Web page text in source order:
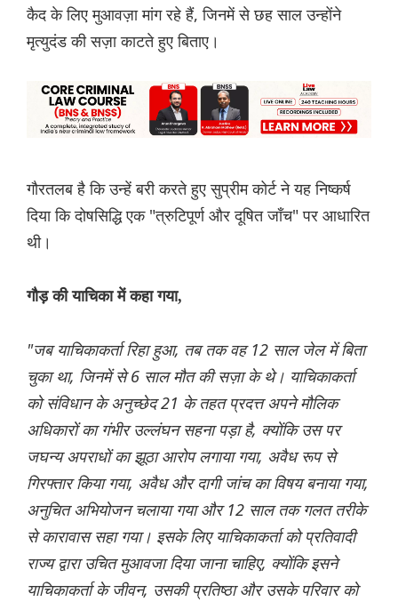
कैद के लिए मुआवज़ा मांग रहे हैं, जिनमें से छह साल उन्होंने
मृत्युदंड की सज़ा काटते हुए बिताए।
गौरतलब है कि उन्हें बरी करते हुए सुप्रीम कोर्ट ने यह निष्कर्ष
दिया कि दोषसिद्धि एक "त्रुटिपूर्ण और दूषित जाँच" पर आधारित
थी।
गौड़ की याचिका में कहा गया,
"जब याचिकाकर्ता रिहा हुआ, तब तक वह 12 साल जेल में बिता
चुका था, जिनमें से 6 साल मौत की सज़ा के थे। याचिकाकर्ता
को संविधान के अनुच्छेद 21 के तहत प्रदत्त अपने मौलिक
अधिकारों का गंभीर उल्लंघन सहना पड़ा है, क्योंकि उस पर
जघन्य अपराधों का झूठा आरोप लगाया गया, अवैध रूप से
गिरफ्तार किया गया, अवैध और दागी जांच का विषय बनाया गया,
अनुचित अभियोजन चलाया गया और 12 साल तक गलत तरीके
से कारावास सहा गया। इसके लिए याचिकाकर्ता को प्रतिवादी
राज्य द्वारा उचित मुआवजा दिया जाना चाहिए, क्योंकि इसने
याचिकाकर्ता के जीवन, उसकी प्रतिष्ठा और उसके परिवार को